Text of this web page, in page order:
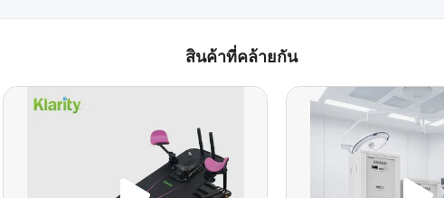
สินค้าที่คล้ายกัน